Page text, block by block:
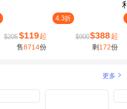
$205$119起
售8714份
4.3折
$900$388 起
剩 172份
更多